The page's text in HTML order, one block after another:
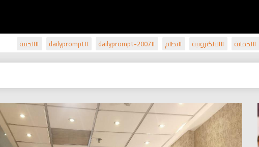
#لحماية #الالكترونية #نظام #dailyprompt-2007
#dailyprompt #الجنية